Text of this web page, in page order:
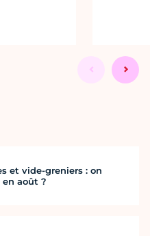
et vide-greniers : on
août ?